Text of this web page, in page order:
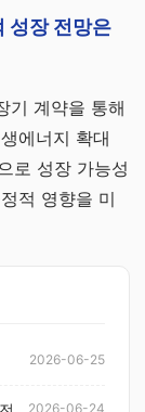
성장 전망은
기 계약을 통해
에너지 확대
로 성장 가능성
적 영향을 미
2026-06-25
2026-06-24